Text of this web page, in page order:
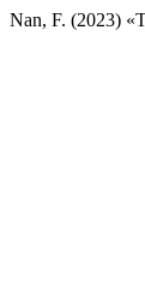
Nan, F. (2023)